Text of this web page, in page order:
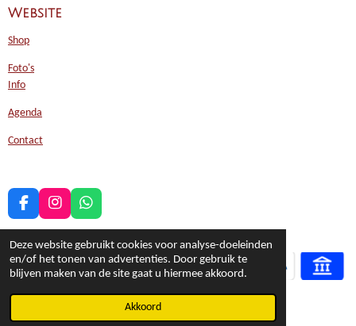
Deze website gebruikt cookies voor analyse-doeleinden
en/of het tonen van advertenties. Door gebruik te
blijven maken van de site gaat u hiermee akkoord.
Akkoord
Website
Shop
Foto's
Info
Agenda
Contact
F
a
e
b
o
o
I
n
t
a
g
r
m
W
h
t
s
A
p
© 2017 - 2026 Glasatelier Helder als Glas